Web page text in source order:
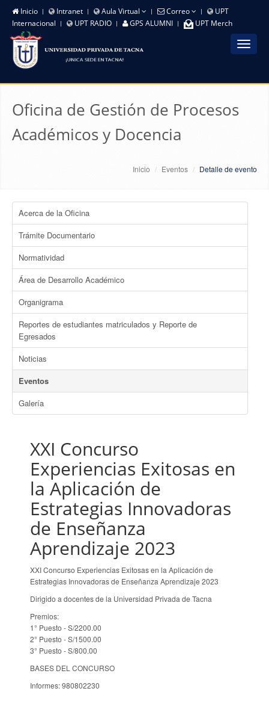
Inicio Intranet Aula Virtual Correo
UPT
Internacional
UPT RADIO GPS ALUMNI UPT Merch
Toggle
Oficina de Gestión de Procesos
Académicos y Docencia
Inicio Eventos Detalle de evento
Acerca de la Oficina
Trámite Documentario
Normatividad
Área de Desarrollo Académico
Organigrama
Reportes de estudiantes matriculados y Reporte de
Egresados
Noticias
Eventos
Galería
XXI Concurso
Experiencias Exitosas en
la Aplicación de
Estrategias Innovadoras
de Enseñanza
Aprendizaje 2023
XXI Concurso Experiencias Exitosas en la Aplicación de
Estrategias Innovadoras de Enseñanza Aprendizaje 2023
Dirigido a docentes de la Universidad Privada de Tacna
Premios:
1° Puesto - S/2200.00
2° Puesto - S/1500.00
3° Puesto - S/800.00
BASES DEL CONCURSO
Informes: 980802230